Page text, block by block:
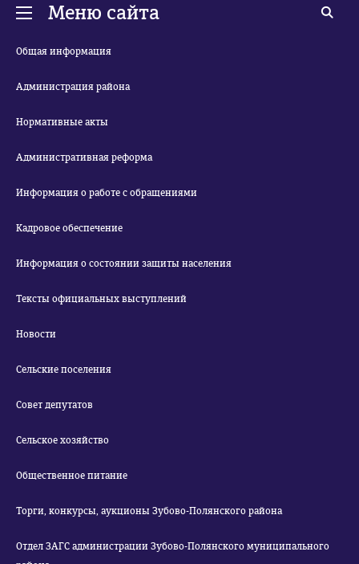
Меню сайта
Общая информация
Администрация района
Нормативные акты
Административная реформа
Информация о работе с обращениями
Кадровое обеспечение
Информация о состоянии защиты населения
Тексты официальных выступлений
Новости
Сельские поселения
Совет депутатов
Сельское хозяйство
Общественное питание
Торги, конкурсы, аукционы Зубово-Полянского района
Отдел ЗАГС администрации Зубово-Полянского муниципального